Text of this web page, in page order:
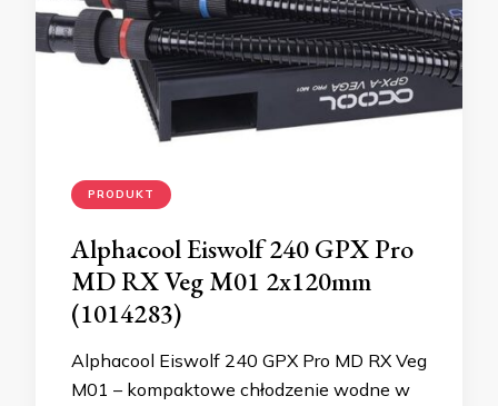
PRODUKT
Alphacool Eiswolf 240 GPX Pro
MD RX Veg M01 2x120mm
(1014283)
Alphacool Eiswolf 240 GPX Pro MD RX Veg
M01 – kompaktowe chłodzenie wodne w